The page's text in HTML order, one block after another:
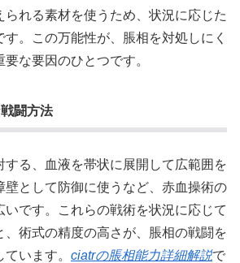
られる素材を使うため、状況に応じた
。この万能性が、脹相を対処しにく
な要因のひとつです。
闘方法
する、血液を帯状に展開して広範囲を
壁として防御に使うなど、赤血操術の
いです。これらの戦術を状況に応じて
、術式の精度の高さが、脹相の戦闘を
います。 ciatrの脹相能力詳細解説で